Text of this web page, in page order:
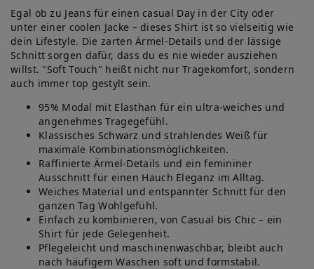
Egal ob zu Jeans für einen casual Day in der City oder
unter einer coolen Jacke – dieses Shirt ist so vielseitig wie
dein Lifestyle. Die zarten Ärmel-Details und der lässige
Schnitt sorgen dafür, dass du es nie wieder ausziehen
willst. "Soft Touch" heißt nicht nur Tragekomfort, sondern
auch immer top gestylt sein.
95% Modal mit Elasthan für ein ultra-weiches und
angenehmes Tragegefühl.
Klassisches Schwarz und strahlendes Weiß für
maximale Kombinationsmöglichkeiten.
Raffinierte Ärmel-Details und ein femininer
Ausschnitt für einen Hauch Eleganz im Alltag.
Weiches Material und entspannter Schnitt für den
ganzen Tag Wohlgefühl.
Einfach zu kombinieren, von Casual bis Chic – ein
Shirt für jede Gelegenheit.
Pflegeleicht und maschinenwaschbar, bleibt auch
nach häufigem Waschen soft und formstabil.